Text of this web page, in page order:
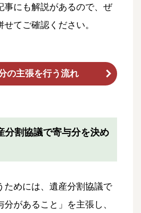
事にも解説があるので、ぜ
てご確認ください。
の主張を行う流れ
分割協議で寄与分を決め
ためには、遺産分割協議で
分があること」を主張し、